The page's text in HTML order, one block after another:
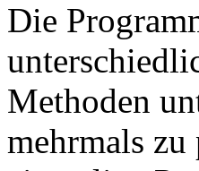
Die
Methoden
mehrmals